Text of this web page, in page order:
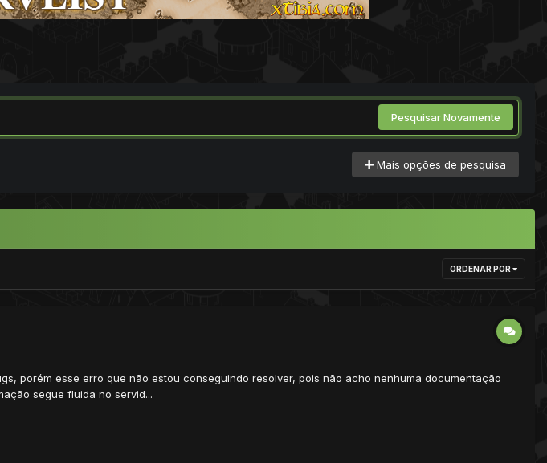
Pesquisar Novamente
Mais opções de pesquisa
ORDENAR POR
porém esse erro que não estou conseguindo resolver, pois não acho nenhuma documentação
segue fluida no servid...